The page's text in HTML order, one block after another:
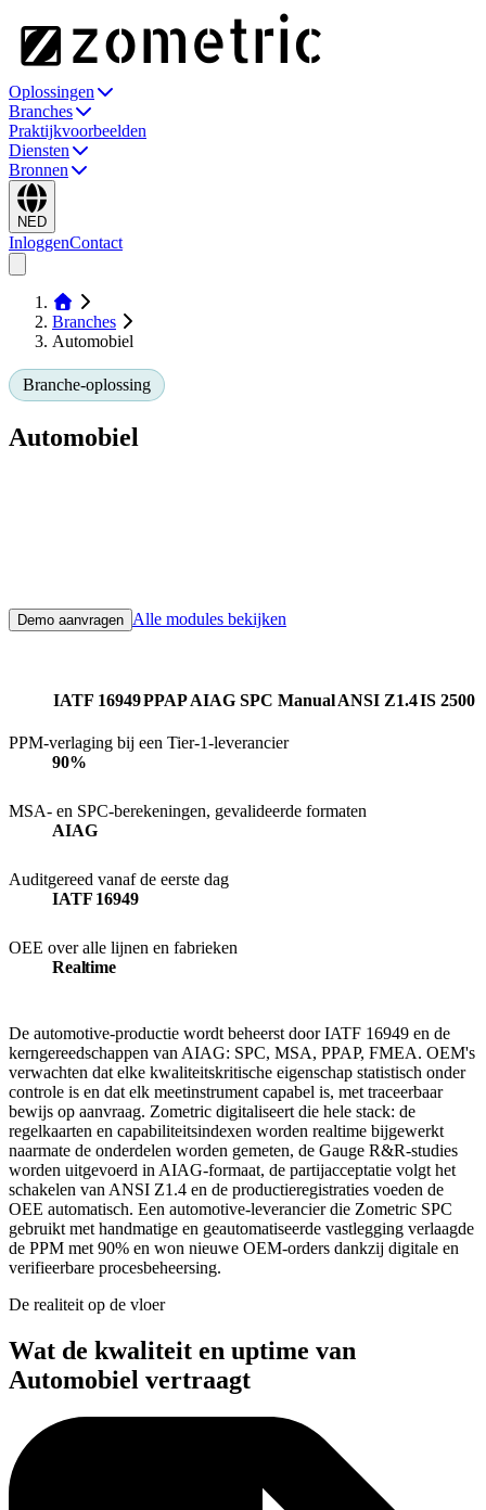
Oplossingen
Branches
Praktijkvoorbeelden
Diensten
Bronnen
NED
InloggenContact
Branches
Automobiel
Branche-oplossing
Automobiel
Demo aanvragen Alle modules bekijken
IATF 16949PPAPAIAG SPC ManualANSI Z1.4IS 2500
PPM-verlaging bij een Tier-1-leverancier
90%
MSA- en SPC-berekeningen, gevalideerde formaten
AIAG
Auditgereed vanaf de eerste dag
IATF 16949
OEE over alle lijnen en fabrieken
Realtime
De automotive-productie wordt beheerst door IATF 16949 en de
kerngereedschappen van AIAG: SPC, MSA, PPAP, FMEA. OEM's
verwachten dat elke kwaliteitskritische eigenschap statistisch onder
controle is en dat elk meetinstrument capabel is, met traceerbaar
bewijs op aanvraag. Zometric digitaliseert die hele stack: de
regelkaarten en capabiliteitsindexen worden realtime bijgewerkt
naarmate de onderdelen worden gemeten, de Gauge R&R-studies
worden uitgevoerd in AIAG-formaat, de partijacceptatie volgt het
schakelen van ANSI Z1.4 en de productieregistraties voeden de
OEE automatisch. Een automotive-leverancier die Zometric SPC
gebruikt met handmatige en geautomatiseerde vastlegging verlaagde
de PPM met 90% en won nieuwe OEM-orders dankzij digitale en
verifieerbare procesbeheersing.
De realiteit op de vloer
Wat de kwaliteit en uptime van
Automobiel vertraagt